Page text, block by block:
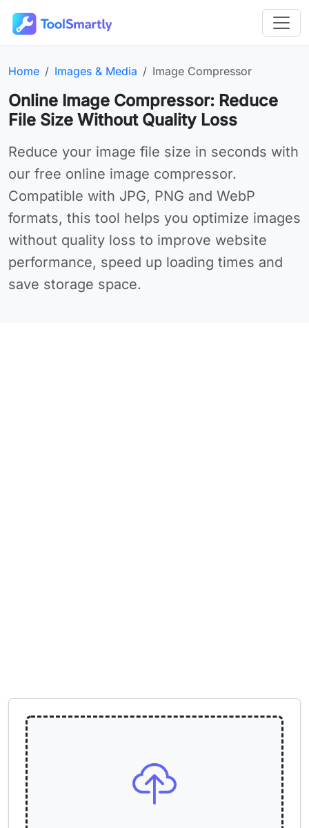
Outils en ligne gratuits ToolSmartly
Homepage:
Home Category:
Images & Media Online tool:
Image Compressor
Online Image Compressor: Reduce
File Size Without Quality Loss
Use Image Compressor online for your needs
Reduce your image file size in seconds with
our free online image compressor.
Compatible with JPG, PNG and WebP
formats, this tool helps you optimize images
without quality loss to improve website
performance, speed up loading times and
save storage space.